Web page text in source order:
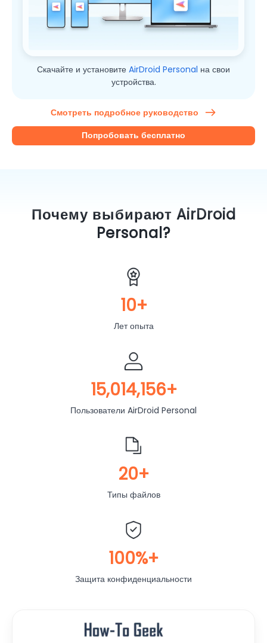
Скачайте и установите AirDroid Personal на свои
устройства.
Смотреть подробное руководство
Попробовать бесплатно
Почему выбирают AirDroid
Personal?
10+
Лет опыта
15,014,156+
Пользователи AirDroid Personal
20+
Типы файлов
100%+
Защита конфиденциальности